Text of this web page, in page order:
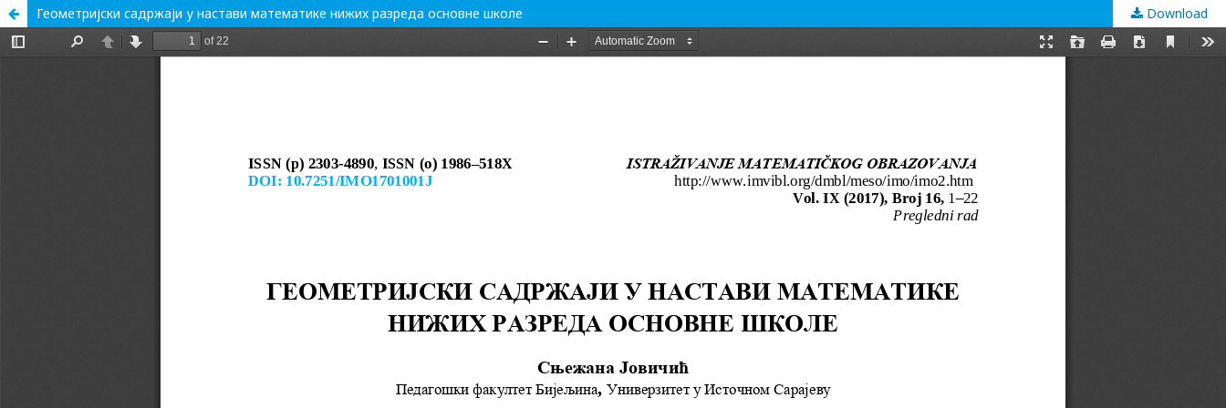
Геометријски садржаји у настави математике нижих разреда основне школе Download